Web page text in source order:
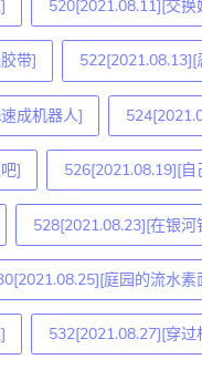
520[2021.08.11][交
带]
成机器人]
] 526[2021.08.19][
528[2021.08.23][在银河
庭园的流水
532[2021.08.27][穿